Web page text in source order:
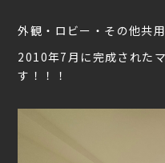
外観・ロビー・その他共
2010年7月に完成された
す！！！